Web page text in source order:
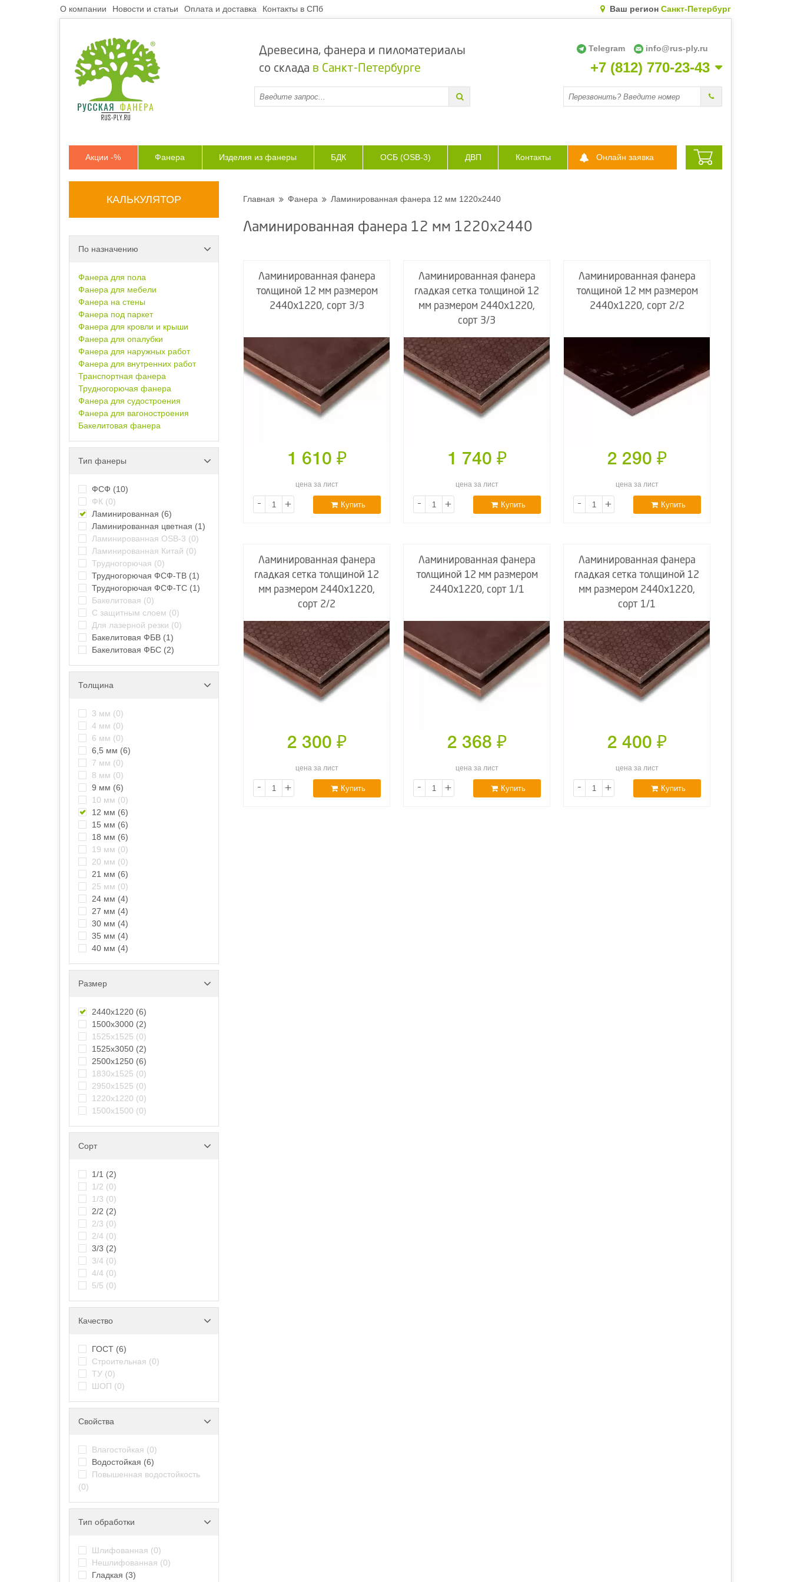
О компании Новости и статьи Оплата и доставка Контакты в СПб Ваш регион Санкт-Петербург
Древесина, фанера и пиломатериалы
со склада в Санкт-Петербурге
Telegram info@rus-ply.ru
+7 (812) 770-23-43
Акции -% Фанера Изделия из фанеры БДК ОСБ (OSB-3) ДВП Контакты Онлайн заявка
КАЛЬКУЛЯТОР
По назначению
Фанера для пола
Фанера для мебели
Фанера на стены
Фанера под паркет
Фанера для кровли и крыши
Фанера для опалубки
Фанера для наружных работ
Фанера для внутренних работ
Транспортная фанера
Трудногорючая фанера
Фанера для судостроения
Фанера для вагоностроения
Бакелитовая фанера
Тип фанеры
ФСФ (10)
ФК (0)
Ламинированная (6)
Ламинированная цветная (1)
Ламинированная OSB-3 (0)
Ламинированная Китай (0)
Трудногорючая (0)
Трудногорючая ФСФ-ТВ (1)
Трудногорючая ФСФ-ТС (1)
Бакелитовая (0)
С защитным слоем (0)
Для лазерной резки (0)
Бакелитовая ФБВ (1)
Бакелитовая ФБС (2)
Толщина
3 мм (0)
4 мм (0)
6 мм (0)
6,5 мм (6)
7 мм (0)
8 мм (0)
9 мм (6)
10 мм (0)
12 мм (6)
15 мм (6)
18 мм (6)
19 мм (0)
20 мм (0)
21 мм (6)
25 мм (0)
24 мм (4)
27 мм (4)
30 мм (4)
35 мм (4)
40 мм (4)
Размер
2440х1220 (6)
1500х3000 (2)
1525х1525 (0)
1525х3050 (2)
2500х1250 (6)
1830х1525 (0)
2950х1525 (0)
1220x1220 (0)
1500х1500 (0)
Сорт
1/1 (2)
1/2 (0)
1/3 (0)
2/2 (2)
2/3 (0)
2/4 (0)
3/3 (2)
3/4 (0)
4/4 (0)
5/5 (0)
Качество
ГОСТ (6)
Строительная (0)
ТУ (0)
ШОП (0)
Свойства
Влагостойкая (0)
Водостойкая (6)
Повышенная водостойкость
(0)
Тип обработки
Шлифованная (0)
Нешлифованная (0)
Гладкая (3)
Главная Фанера Ламинированная фанера 12 мм 1220х2440
Ламинированная фанера 12 мм 1220х2440
Ламинированная фанера
толщиной 12 мм размером
2440х1220, сорт 3/3
1 610 ₽
цена за лист
- + Купить
Ламинированная фанера
гладкая сетка толщиной 12
мм размером 2440х1220,
сорт 3/3
1 740 ₽
цена за лист
- + Купить
Ламинированная фанера
толщиной 12 мм размером
2440х1220, сорт 2/2
2 290 ₽
цена за лист
- + Купить
Ламинированная фанера
гладкая сетка толщиной 12
мм размером 2440х1220,
сорт 2/2
2 300 ₽
цена за лист
- + Купить
Ламинированная фанера
толщиной 12 мм размером
2440х1220, сорт 1/1
2 368 ₽
цена за лист
- + Купить
Ламинированная фанера
гладкая сетка толщиной 12
мм размером 2440х1220,
сорт 1/1
2 400 ₽
цена за лист
- + Купить